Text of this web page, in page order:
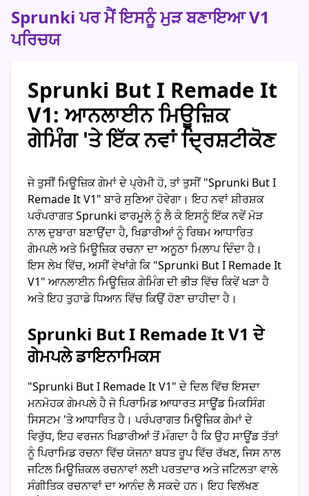
Sprunki ਪਰ ਮੈਂ ਇਸਨੂੰ ਮੁੜ ਬਣਾਇਆ V1
ਪਰਿਚਯ
Sprunki But I Remade It
V1: ਆਨਲਾਈਨ ਮਿਊਜ਼ਿਕ
ਗੇਮਿੰਗ 'ਤੇ ਇੱਕ ਨਵਾਂ ਦ੍ਰਿਸ਼ਟੀਕੋਣ
ਜੇ ਤੁਸੀਂ ਮਿਊਜ਼ਿਕ ਗੇਮਾਂ ਦੇ ਪ੍ਰੇਮੀ ਹੋ, ਤਾਂ ਤੁਸੀਂ "Sprunki But I
Remade It V1" ਬਾਰੇ ਸੁਣਿਆ ਹੋਵੇਗਾ। ਇਹ ਨਵਾਂ ਸ਼ੀਰਸ਼ਕ
ਪਰੰਪਰਾਗਤ Sprunki ਫਾਰਮੂਲੇ ਨੂੰ ਲੈ ਕੇ ਇਸਨੂੰ ਇੱਕ ਨਵੇਂ ਮੋੜ
ਨਾਲ ਦੁਬਾਰਾ ਬਣਾਉਂਦਾ ਹੈ, ਖਿਡਾਰੀਆਂ ਨੂੰ ਰਿਥਮ ਆਧਾਰਿਤ
ਗੇਮਪਲੇ ਅਤੇ ਮਿਊਜ਼ਿਕ ਰਚਨਾ ਦਾ ਅਨੂਠਾ ਮਿਲਾਪ ਦਿੰਦਾ ਹੈ।
ਇਸ ਲੇਖ ਵਿੱਚ, ਅਸੀਂ ਵੇਖਾਂਗੇ ਕਿ "Sprunki But I Remade It
V1" ਆਨਲਾਈਨ ਮਿਊਜ਼ਿਕ ਗੇਮਿੰਗ ਦੀ ਭੀੜ ਵਿੱਚ ਕਿਵੇਂ ਖੜਾ ਹੈ
ਅਤੇ ਇਹ ਤੁਹਾਡੇ ਧਿਆਨ ਵਿੱਚ ਕਿਉਂ ਹੋਣਾ ਚਾਹੀਦਾ ਹੈ।
Sprunki But I Remade It V1 ਦੇ
ਗੇਮਪਲੇ ਡਾਇਨਾਮਿਕਸ
"Sprunki But I Remade It V1" ਦੇ ਦਿਲ ਵਿੱਚ ਇਸਦਾ
ਮਨਮੋਹਕ ਗੇਮਪਲੇ ਹੈ ਜੋ ਪਿਰਾਮਿਡ ਆਧਾਰਤ ਸਾਊਂਡ ਮਿਕਸਿੰਗ
ਸਿਸਟਮ 'ਤੇ ਆਧਾਰਿਤ ਹੈ। ਪਰੰਪਰਾਗਤ ਮਿਊਜ਼ਿਕ ਗੇਮਾਂ ਦੇ
ਵਿਰੁੱਧ, ਇਹ ਵਰਜਨ ਖਿਡਾਰੀਆਂ ਤੋਂ ਮੰਗਦਾ ਹੈ ਕਿ ਉਹ ਸਾਊਂਡ ਤੱਤਾਂ
ਨੂੰ ਪਿਰਾਮਿਡ ਰਚਨਾ ਵਿੱਚ ਯੋਜਨਾ ਬਧਤ ਰੂਪ ਵਿੱਚ ਰੱਖਣ, ਜਿਸ ਨਾਲ
ਜਟਿਲ ਮਿਊਜ਼ਿਕਲ ਰਚਨਾਵਾਂ ਲਈ ਪਰਤਦਾਰ ਅਤੇ ਜਟਿਲਤਾ ਵਾਲੇ
ਸੰਗੀਤਿਕ ਰਚਨਾਵਾਂ ਦਾ ਆਨੰਦ ਲੈ ਸਕਦੇ ਹਨ। ਇਹ ਵਿਲੱਖਣ